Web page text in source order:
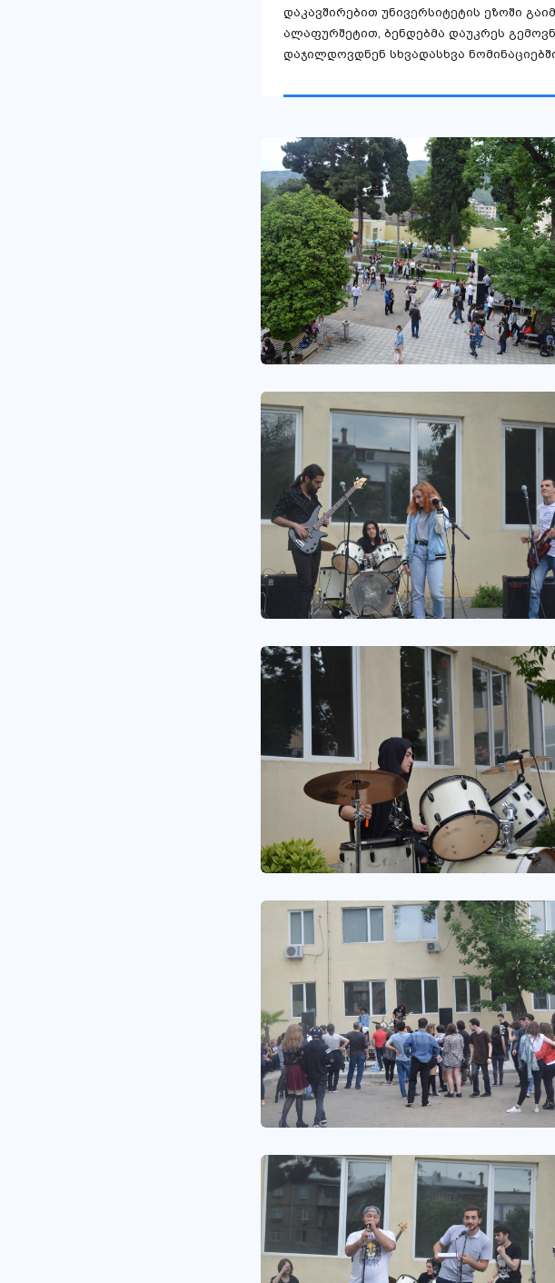
დაკავშირებით უნივერსიტეტის ეზოში
ალაფურშეტით, ბენდებმა დაუკრეს
დაჯილდოვდნენ სხვადასხვა